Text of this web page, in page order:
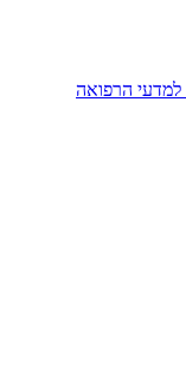
הרפואה